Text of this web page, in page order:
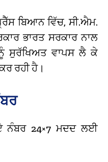
ਬਿਆਨ ਵਿੱਚ, ਸੀ.ਐਮ.
ਭਾਰਤ ਸਰਕਾਰ ਨਾਲ
ਸੁਰੱਖਿਅਤ ਵਾਪਸ ਲੈ ਕੇ
ਰਹੀ ਹੈ।
ਨੰਬਰ 24×7 ਮਦਦ ਲਈ